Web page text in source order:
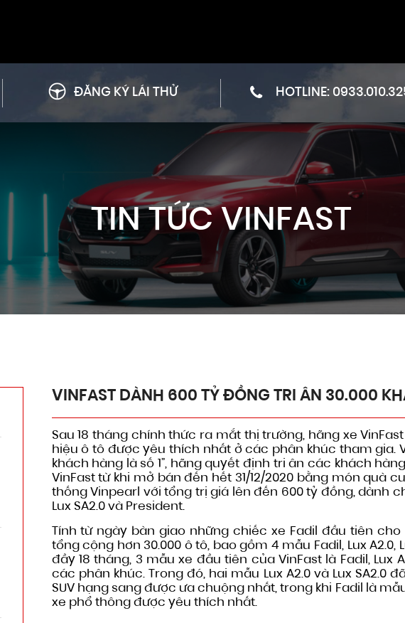
ĐĂNG KÝ LÁI THỬ HOTLINE:
TIN TỨC VINFAST
VINFAST DÀNH 600 TỶ ĐỒNG TRI ÂN 30.000
Sau 18 tháng chính thức ra mắt thị trường, hãng xe
hiệu ô tô được yêu thích nhất ở các phân khúc tham gia.
khách hàng là số 1”, hãng quyết định tri ân các khách
VinFast từ khi mở bán đến hết 31/12/2020 bằng món quà
thống Vinpearl với tổng trị giá lên đến 600 tỷ đồng, dành
Lux SA2.0 và President.
Tính từ ngày bàn giao những chiếc xe Fadil đầu tiên cho
tổng cộng hơn 30.000 ô tô, bao gồm 4 mẫu Fadil, Lux A2.0,
đầy 18 tháng, 3 mẫu xe đầu tiên của VinFast là Fadil, Lux
các phân khúc. Trong đó, hai mẫu Lux A2.0 và Lux SA2.0
SUV hạng sang được ưa chuộng nhất, trong khi Fadil là
xe phổ thông được yêu thích nhất.